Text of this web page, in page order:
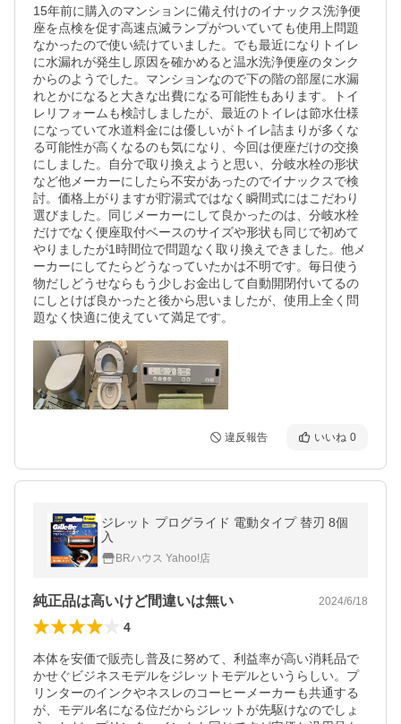
15年前に購入のマンションに備え付けのイナックス洗浄便
座を点検を促す高速点滅ランプがついていても使用上問題
なかったので使い続けていました。でも最近になりトイレ
に水漏れが発生し原因を確かめると温水洗浄便座のタンク
からのようでした。マンションなので下の階の部屋に水漏
れとかになると大きな出費になる可能性もあります。トイ
レリフォームも検討しましたが、最近のトイレは節水仕様
になっていて水道料金には優しいがトイレ詰まりが多くな
る可能性が高くなるのも気になり、今回は便座だけの交換
にしました。自分で取り換えようと思い、分岐水栓の形状
など他メーカーにしたら不安があったのでイナックスで検
討。価格上がりますが貯湯式ではなく瞬間式にはこだわり
選びました。同じメーカーにして良かったのは、分岐水栓
だけでなく便座取付ベースのサイズや形状も同じで初めて
やりましたが1時間位で問題なく取り換えできました。他メ
ーカーにしてたらどうなっていたかは不明です。毎日使う
物だしどうせならもう少しお金出して自動開閉付いてるの
にしとけば良かったと後から思いましたが、使用上全く問
題なく快適に使えていて満足です。
違反報告 いいね 0
ジレット プログライド 電動タイプ 替刃 8個
入
BRハウス Yahoo!店
純正品は高いけど間違いは無い 2024/6/18
4
本体を安価で販売し普及に努めて、利益率が高い消耗品で
かせぐビジネスモデルをジレットモデルというらしい。プ
リンターのインクやネスレのコーヒーメーカーも共通する
が、モデル名になる位だからジレットが先駆けなのでしょ